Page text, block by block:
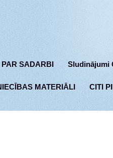
PAR SADARBI Sludinājumi
MATERIĀLI CITI